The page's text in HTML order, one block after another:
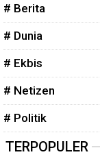
# Berita
# Dunia
# Ekbis
# Netizen
# Politik
TERPOPULER